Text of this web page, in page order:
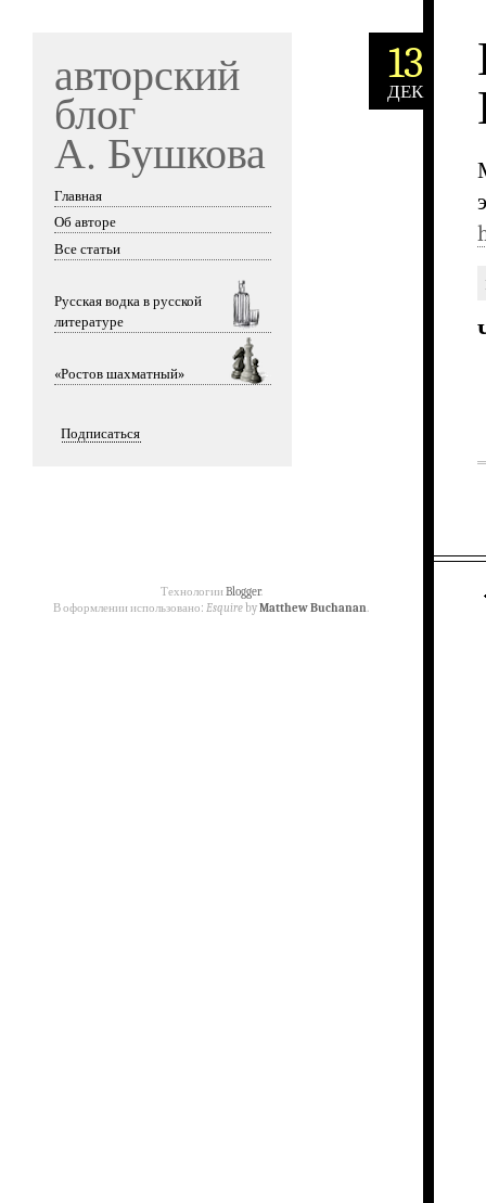
авторский
блог
А. Бушкова
Skip to content
Главная
Об авторе
Все статьи
Русская водка в русской
литературе
«Ростов шахматный»
Подписаться
13
ДЕК
Технологии Blogger.
В оформлении использовано: EsquirebyMatthew Buchanan